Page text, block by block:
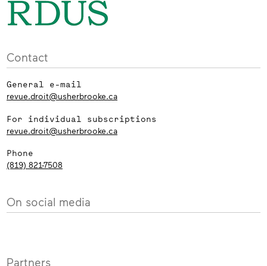
Contact
General e-mail
revue.droit@usherbrooke.ca
For individual subscriptions
revue.droit@usherbrooke.ca
Phone
(819) 821-7508
On social media
Partners